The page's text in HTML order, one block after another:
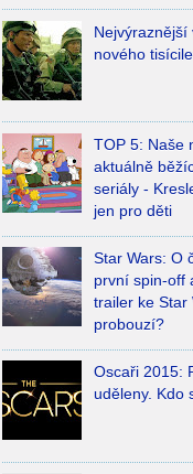
Nejvýraznější
nového
TOP 5: Naše
aktuálně
seriály -
jen pro děti
Star Wars: O
první spin-off
trailer ke Star
probouzí?
Oscaři 2015:
uděleny. Kdo